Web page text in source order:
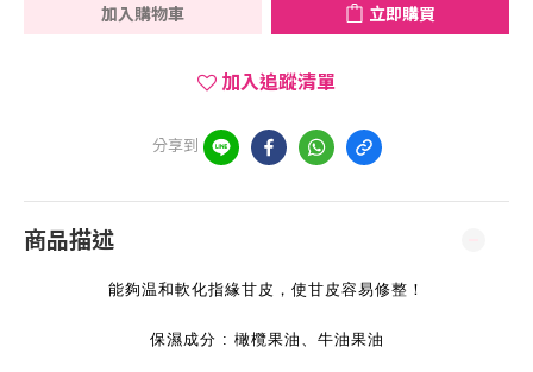
加入購物車 立即購買
加入追蹤清單
分享到
商品描述
能夠温和軟化指緣甘皮，使甘皮容易修整！
保濕成分 : 橄欖果油、牛油果油